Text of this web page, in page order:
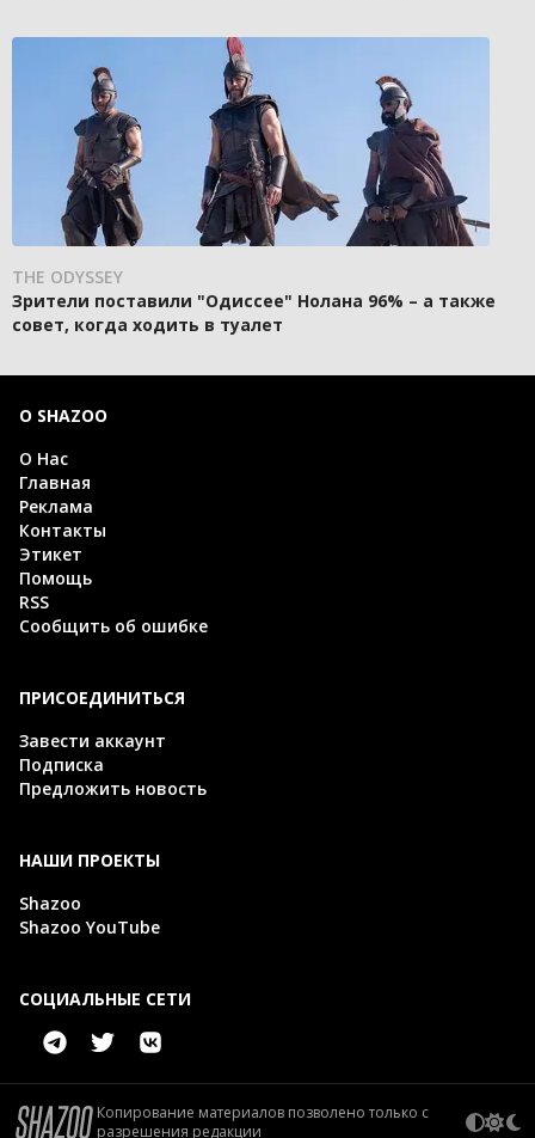
THE ODYSSEY
Зрители поставили "Одиссее" Нолана 96% – а также
совет, когда ходить в туалет
О SHAZOO
О Нас
Главная
Реклама
Контакты
Этикет
Помощь
RSS
Сообщить об ошибке
ПРИСОЕДИНИТЬСЯ
Завести аккаунт
Подписка
Предложить новость
НАШИ ПРОЕКТЫ
Shazoo
Shazoo YouTube
СОЦИАЛЬНЫЕ СЕТИ
Копирование материалов позволено только с
разрешения редакции